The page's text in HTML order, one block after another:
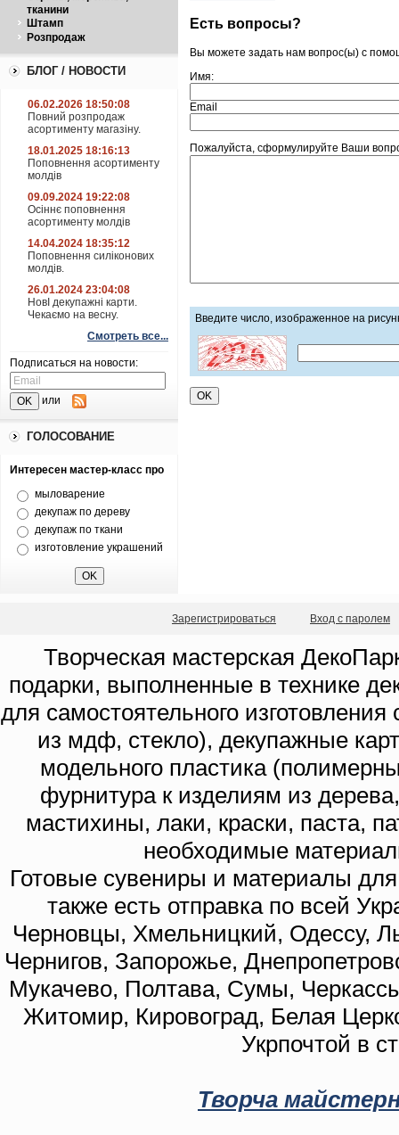
тканини
Штамп
Розпродаж
БЛОГ / НОВОСТИ
06.02.2026 18:50:08
Повний розпродаж
асортименту магазіну.
18.01.2025 18:16:13
Поповнення асортименту
молдів
09.09.2024 19:22:08
Осіннє поповнення
асортименту молдів
14.04.2024 18:35:12
Поповнення силіконових
молдів.
26.01.2024 23:04:08
НовІ декупажні карти.
Чекаємо на весну.
Смотреть все...
Подписаться на новости:
или
ГОЛОСОВАНИЕ
Интересен мастер-класс про
мыловарение
декупаж по дереву
декупаж по ткани
изготовление украшений
Есть вопросы?
Вы можете задать нам вопрос(ы) с
Имя:
Email
Пожалуйста, сформулируйте Ваши
Введите число, изображенное на
Зарегистрироваться Вход с паролем
Творческая мастерская
подарки, выполненные в технике
для самостоятельного
из мдф, стекло), декупажные
модельного пластика
фурнитура к изделиям из
мастихины, лаки, краски, паста,
необходимые
Готовые сувениры и материалы
также есть отправка по всей
Черновцы, Хмельницкий, Одессу,
Чернигов, Запорожье,
Мукачево, Полтава, Сумы,
Житомир, Кировоград, Белая
Укрпочтой в
Творча